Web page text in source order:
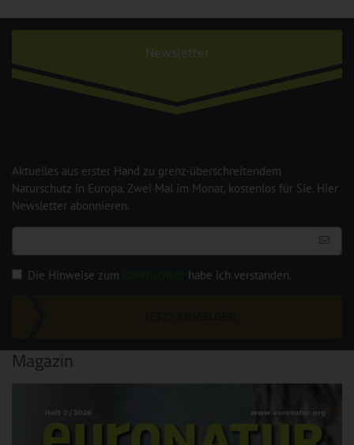
Newsletter
Aktuelles aus erster Hand zu grenz-überschreitendem
Naturschutz in Europa. Zwei Mal im Monat, kostenlos für Sie. Hier
Newsletter abonnieren.
Die Hinweise zum habe ich verstanden.
Magazin